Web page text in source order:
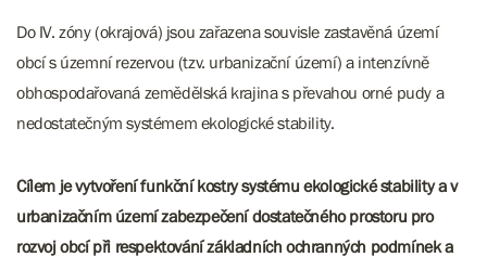
Do IV. zóny (okrajová) jsou zařazena souvisle zastavěná území
obcí s územní rezervou (tzv. urbanizační území) a intenzívně
obhospodařovaná zemědělská krajina s převahou orné pudy a
nedostatečným systémem ekologické stability.
Cílem je vytvoření funkční kostry systému ekologické stability a v
urbanizačním území zabezpečení dostatečného prostoru pro
rozvoj obcí při respektování základních ochranných podmínek a